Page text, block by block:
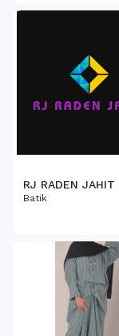
RJ RADEN JAHIT
Batik